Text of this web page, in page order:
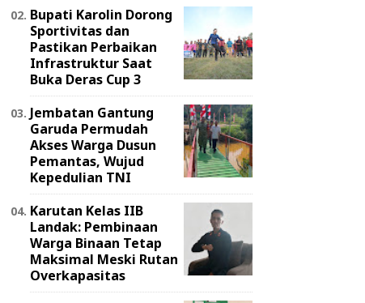
Bupati Karolin Dorong
Sportivitas dan
Pastikan Perbaikan
Infrastruktur Saat
Buka Deras Cup 3
Jembatan Gantung
Garuda Permudah
Akses Warga Dusun
Pemantas, Wujud
Kepedulian TNI
Karutan Kelas IIB
Landak: Pembinaan
Warga Binaan Tetap
Maksimal Meski Rutan
Overkapasitas